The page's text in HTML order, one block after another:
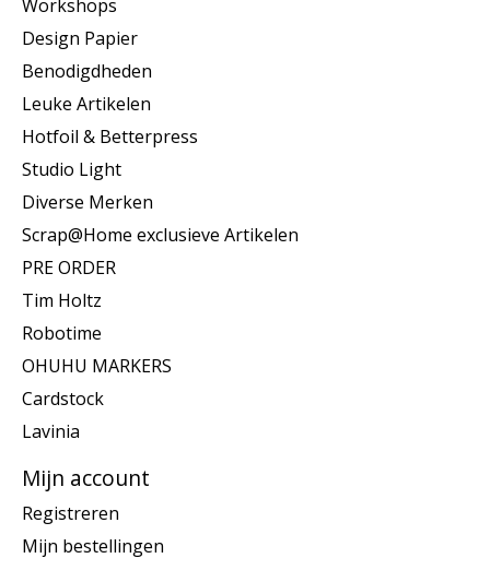
Workshops
Design Papier
Benodigdheden
Leuke Artikelen
Hotfoil & Betterpress
Studio Light
Diverse Merken
Scrap@Home exclusieve Artikelen
PRE ORDER
Tim Holtz
Robotime
OHUHU MARKERS
Cardstock
Lavinia
Mijn account
Registreren
Mijn bestellingen